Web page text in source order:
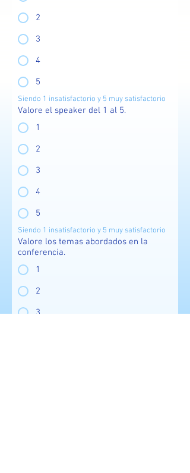
2
3
4
5
Siendo 1 insatisfactorio y 5 muy satisfactorio
Valore el speaker del 1 al 5.
1
2
3
4
5
Siendo 1 insatisfactorio y 5 muy satisfactorio
Valore los temas abordados en la
conferencia.
1
2
3